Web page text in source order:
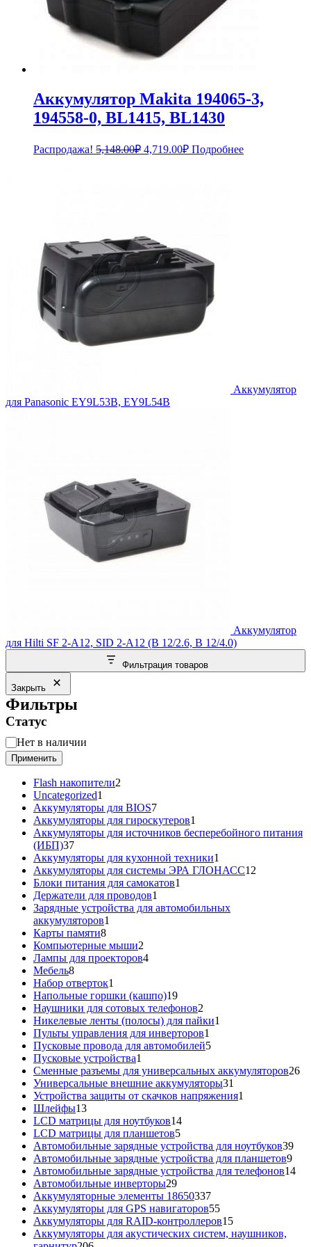
Аккумулятор Makita 194065-3,
194558-0, BL1415, BL1430
Распродажа! 5,148.00₽ Первоначальная
4,719.00₽Текущая
цена:
Подробнее
Аккумулятор
для Panasonic EY9L53B, EY9L54B
Аккумулятор
для Hilti SF 2-A12, SID 2-A12 (B 12/2.6, B 12/4.0)
Фильтрация товаров
Закрыть
Фильтры
Статус
Статус
Нет в наличии
Применить
Flash накопители2
Uncategorized1
товар
Аккумуляторы для BIOS77
товаров
Аккумуляторы для гироскутеров1
товар
Аккумуляторы для источников бесперебойного питания
(ИБП)3737
товаров
Аккумуляторы для кухонной техники1
товар
Аккумуляторы для системы ЭРА ГЛОНАСС12
Блоки питания для самокатов1
Держатели для проводов1
товар
Зарядные устройства для автомобильных
аккумуляторов1
Карты памяти88
товаров
Компьютерные мыши2
товара
Лампы для проекторов44
Мебель88
товаров
Набор отверток1
товар
Напольные горшки (кашпо)1919
товаров
Наушники для сотовых телефонов2
товара
Никелевые ленты (полосы) для пайки1
Пульты управления для инверторов1
товар
Пусковые провода для автомобилей55
Пусковые устройства1
товар
Сменные разъемы для универсальных аккумуляторов2626
Универсальные внешние аккумуляторы31
товар
Устройства защиты от скачков напряжения1
Шлейфы1313
товаров
LCD матрицы для ноутбуков1414
LCD матрицы для планшетов55
товаров
Автомобильные зарядные устройства для ноутбуков3939
Автомобильные зарядные устройства для планшетов99
Автомобильные зарядные устройства для телефонов1414
Автомобильные инверторы2929
товаров
Аккумуляторные элементы 18650337337
товаров
Аккумуляторы для GPS навигаторов5555
товаров
Аккумуляторы для RAID-контроллеров1515
товаров
Аккумуляторы для акустических систем, наушников,